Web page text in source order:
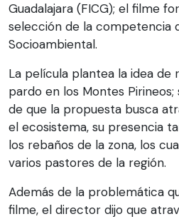
Guadalajara (FICG); el filme
selección de la competencia
Socioambiental.
La película plantea la idea de
pardo en los Montes
de que la propuesta busca
el ecosistema, su presencia
los rebaños de la zona, los
varios pastores de la región.
Además de la problemática
filme, el director dijo que